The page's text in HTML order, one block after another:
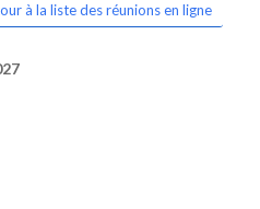
à la liste des réunions en ligne